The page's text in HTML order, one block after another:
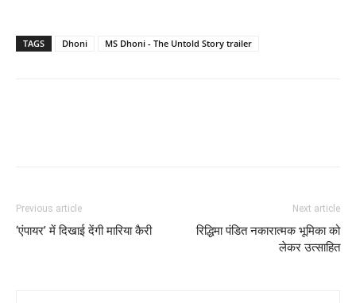
TAGS Dhoni MS Dhoni - The Untold Story trailer
Previous article
‘एंपायर’ में दिखाई देंगी मारिया कैरी
Next article
रिद्धिमा पंडित नकारात्मक भूमिका को
लेकर उत्साहित